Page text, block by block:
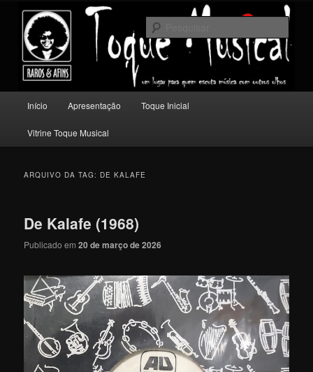
conteúdo
principal
conteúdo
secundário
Toque Musical
Um lugar para quem escuta música com outros olhos.
principal
Início Apresentação Toque Inicial
Vitrine Toque Musical
ARQUIVO DA TAG: DE KALAFE
De Kalafe (1968)
Publicado em20 de março de 2026